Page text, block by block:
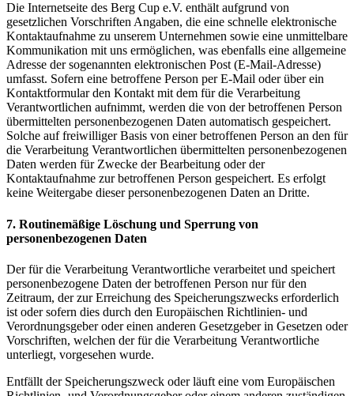
Die Internetseite des Berg Cup e.V. enthält aufgrund von
gesetzlichen Vorschriften Angaben, die eine schnelle elektronische
Kontaktaufnahme zu unserem Unternehmen sowie eine unmittelbare
Kommunikation mit uns ermöglichen, was ebenfalls eine allgemeine
Adresse der sogenannten elektronischen Post (E-Mail-Adresse)
umfasst. Sofern eine betroffene Person per E-Mail oder über ein
Kontaktformular den Kontakt mit dem für die Verarbeitung
Verantwortlichen aufnimmt, werden die von der betroffenen Person
übermittelten personenbezogenen Daten automatisch gespeichert.
Solche auf freiwilliger Basis von einer betroffenen Person an den für
die Verarbeitung Verantwortlichen übermittelten personenbezogenen
Daten werden für Zwecke der Bearbeitung oder der
Kontaktaufnahme zur betroffenen Person gespeichert. Es erfolgt
keine Weitergabe dieser personenbezogenen Daten an Dritte.
7. Routinemäßige Löschung und Sperrung von
personenbezogenen Daten
Der für die Verarbeitung Verantwortliche verarbeitet und speichert
personenbezogene Daten der betroffenen Person nur für den
Zeitraum, der zur Erreichung des Speicherungszwecks erforderlich
ist oder sofern dies durch den Europäischen Richtlinien- und
Verordnungsgeber oder einen anderen Gesetzgeber in Gesetzen oder
Vorschriften, welchen der für die Verarbeitung Verantwortliche
unterliegt, vorgesehen wurde.
Entfällt der Speicherungszweck oder läuft eine vom Europäischen